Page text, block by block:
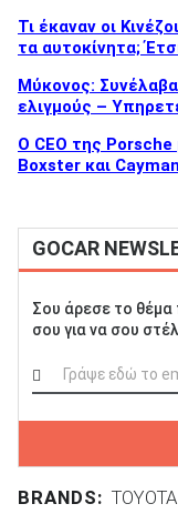
Τι έκαναν οι
τα αυτοκίνητα;
Μύκονος:
ελιγμούς –
Ο CEO της
Boxster και Cayman
GOCAR
Σου άρεσε το
σου για να σου
BRANDS: TOYOTA